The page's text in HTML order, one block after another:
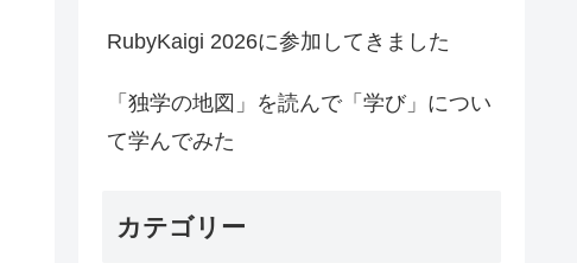
RubyKaigi 2026に参加してきました
「独学の地図」を読んで「学び」につい
て学んでみた
カテゴリー